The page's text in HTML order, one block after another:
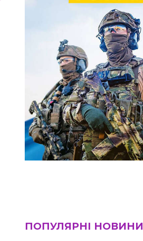
ПОПУЛЯРНІ НОВИНИ